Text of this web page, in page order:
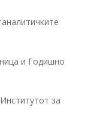
и Годишно
за